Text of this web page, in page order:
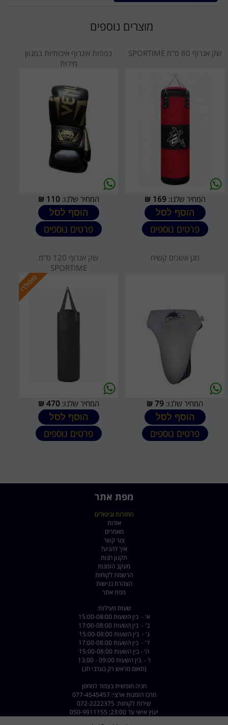
מוצרים נוספים
שק אגרוף 80 ס''מ SPORTIME
המחיר שלנו:169
₪
הוסף לסל
פרטים נוספים
כפפות איגרוף איכותיות במגוון
מידות
המחיר שלנו:110
₪
הוסף לסל
פרטים נוספים
מגן אשכים קשיח
המחיר שלנו: 79
₪
הוסף לסל
פרטים נוספים
שק אגרוף 120 ס''מ
SPORTIME
המחיר שלנו:470
₪
הוסף לסל
פרטים נוספים
מפת אתר
החזרות וביטולים
אודות
מאמרים
צור קשר
איך להגיע?
תקנון חנות
מעקב הזמנות
הרשמת לקוחות
הצהרת נגישות
מפת אתר
שעות פעילות:
א' - בין השעות 15:00-08:00
ב' - בין השעות 17:00-08:00
ג' - בין השעות 15:00-08:00
ד' - בין השעות 17:00-08:00
ה' - בין השעות 15:00-08:00
ו' - בין השעות 09:00 - 13:00
(תאום מראש רק בערבי חג)
חניה חופשית בצמוד למחסן
מרכז הזמנות ארצי: 077-4545457
שירות לקוחות: 072-2222375
יעוץ אישי עד 23:00: 050-9911155